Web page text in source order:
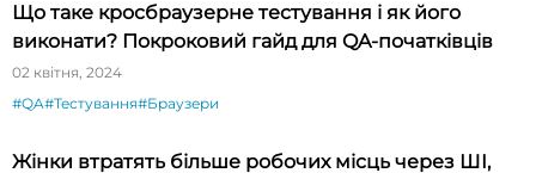
Що таке кросбраузерне тестування і як його
виконати? Покроковий гайд для QA-початківців
02 квітня, 2024
#QA#Тестування#Браузери
Жінки втратять більше робочих місць через ШІ,